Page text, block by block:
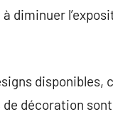
diminuer
décoration